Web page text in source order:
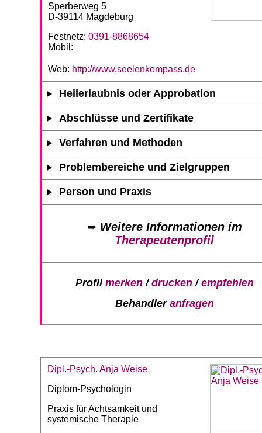
Sperberweg 5
D-39114 Magdeburg
Festnetz: 0391-8868654
Mobil:
Web: http://www.seelenkompass.de
Heilerlaubnis oder Approbation
Abschlüsse und Zertifikate
Verfahren und Methoden
Problembereiche und Zielgruppen
Person und Praxis
➨ Weitere Informationen im
Therapeutenprofil
Profil merken/drucken/empfehlen
Behandler anfragen
Dipl.-Psych. Anja Weise
Diplom-Psychologin
Praxis für Achtsamkeit und
systemische Therapie